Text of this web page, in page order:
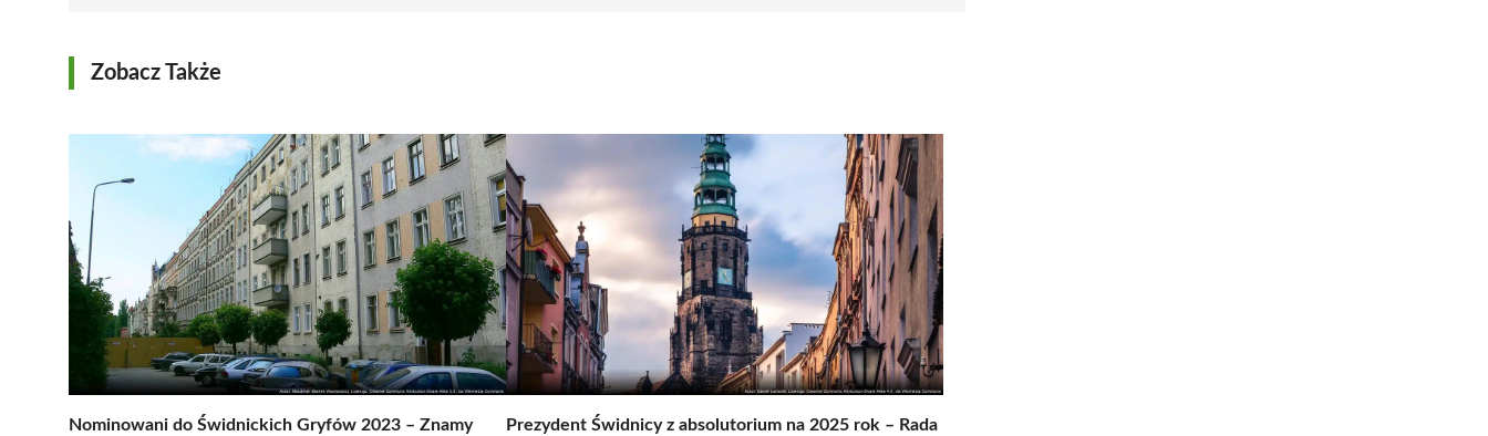
Zobacz Także
Nominowani do Świdnickich Gryfów 2023 – Znamy
Prezydent Świdnicy z absolutorium na 2025 rok – Rada